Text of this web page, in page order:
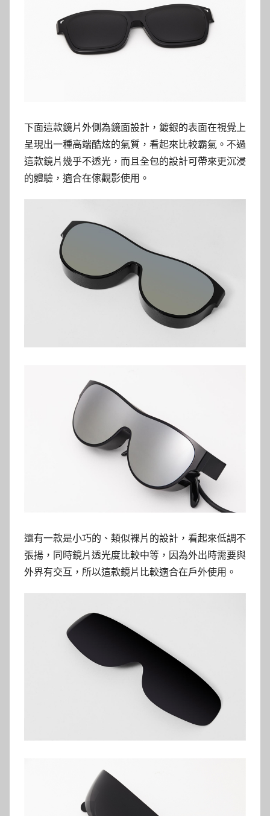
下面這款鏡片外側為鏡面設計，鍍銀的表面在視覺上
呈現出一種高端酷炫的氣質，看起來比較霸氣。不過
這款鏡片幾乎不透光，而且全包的設計可帶來更沉浸
的體驗，適合在傢觀影使用。
還有一款是小巧的、類似裸片的設計，看起來低調不
張揚，同時鏡片透光度比較中等，因為外出時需要與
外界有交互，所以這款鏡片比較適合在戶外使用。